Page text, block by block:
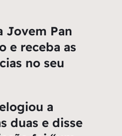
Jovem Pan
e receba as
no seu
a
duas e disse